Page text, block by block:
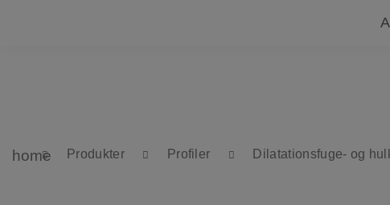
home Produkter Profiler Dilatationsfuge- og